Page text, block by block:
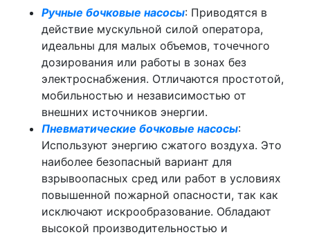
Ручные бочковые насосы: Приводятся в
действие мускульной силой оператора,
идеальны для малых объемов, точечного
дозирования или работы в зонах без
электроснабжения. Отличаются простотой,
мобильностью и независимостью от
внешних источников энергии.
Пневматические бочковые насосы:
Используют энергию сжатого воздуха. Это
наиболее безопасный вариант для
взрывоопасных сред или работ в условиях
повышенной пожарной опасности, так как
исключают искрообразование. Обладают
высокой производительностью и